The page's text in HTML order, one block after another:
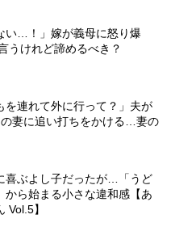
い…！」嫁が義母に怒り爆
うけれど諦めるべき？
を連れて外に行って？」夫が
妻に追い打ちをかける…妻の
喜ぶよし子だったが…「うど
から始まる小さな違和感【あ
Vol.5】